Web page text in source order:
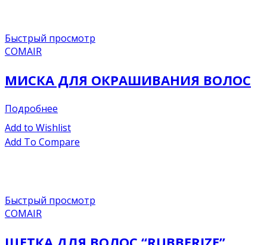
Быстрый просмотр
COMAIR
МИСКА ДЛЯ ОКРАШИВАНИЯ ВОЛОС
Подробнее
Add to Wishlist
Add To Compare
Быстрый просмотр
COMAIR